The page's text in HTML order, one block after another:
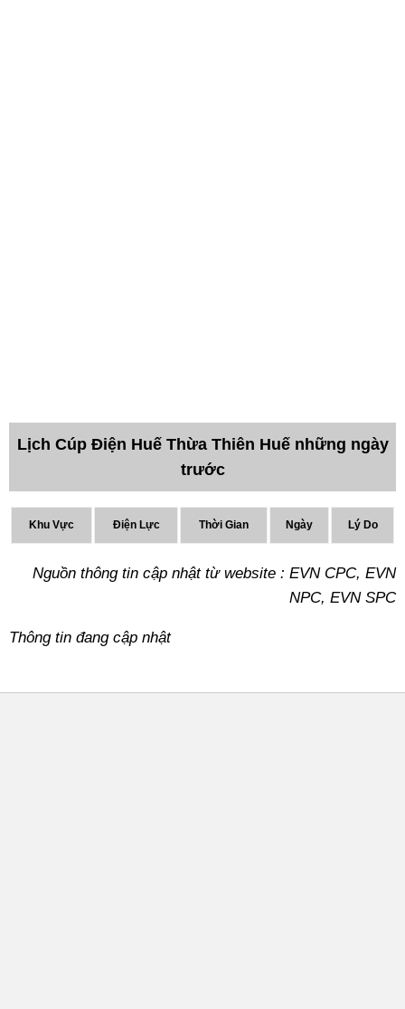
Lịch Cúp Điện Huế Thừa Thiên Huế những ngày
trước
Khu Vực Điện Lực Thời Gian Ngày Lý Do
Nguồn thông tin cập nhật từ website : EVN CPC, EVN
NPC, EVN SPC
Thông tin đang cập nhật